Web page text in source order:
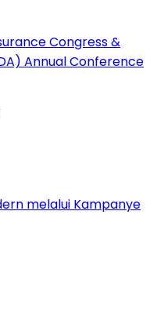
Congress &
Annual Conference
melalui Kampanye